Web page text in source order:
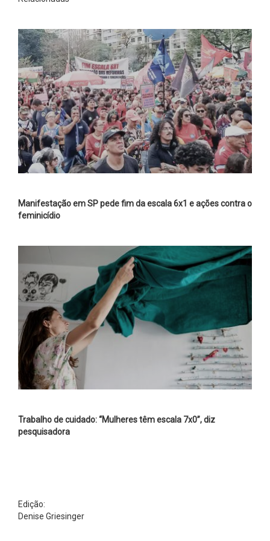
Manifestação em SP pede fim da escala 6x1 e ações contra o
feminicídio
Trabalho de cuidado: “Mulheres têm escala 7x0”, diz
pesquisadora
Edição:
Denise Griesinger